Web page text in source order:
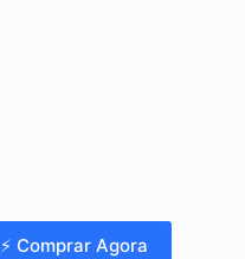
⚡ Comprar Agora